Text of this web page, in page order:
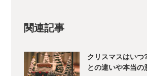
関連記事
クリスマスはいつ
との違いや本当の